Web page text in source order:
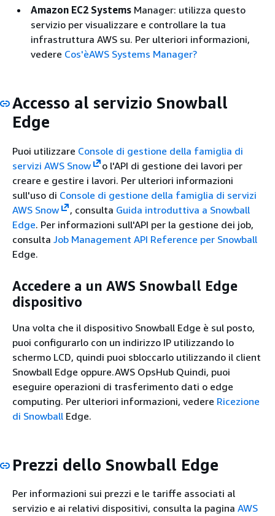
Amazon EC2 Systems Manager: utilizza questo
servizio per visualizzare e controllare la tua
infrastruttura AWS su. Per ulteriori informazioni,
vedere Cos'èAWS Systems Manager?
Accesso al servizio Snowball
Edge
Puoi utilizzare Console di gestione della famiglia di
servizi AWS Snow
o l'API di gestione dei lavori per
creare e gestire i lavori. Per ulteriori informazioni
sull'uso di Console di gestione della famiglia di servizi
AWS Snow
, consulta Guida introduttiva a Snowball
Edge. Per informazioni sull'API per la gestione dei job,
consulta Job Management API Reference per Snowball
Edge.
Accedere a un AWS Snowball Edge
dispositivo
Una volta che il dispositivo Snowball Edge è sul posto,
puoi configurarlo con un indirizzo IP utilizzando lo
schermo LCD, quindi puoi sbloccarlo utilizzando il client
Snowball Edge oppure.AWS OpsHub Quindi, puoi
eseguire operazioni di trasferimento dati o edge
computing. Per ulteriori informazioni, vedere Ricezione
di Snowball Edge.
Prezzi dello Snowball Edge
Per informazioni sui prezzi e le tariffe associati al
servizio e ai relativi dispositivi, consulta la pagina AWS